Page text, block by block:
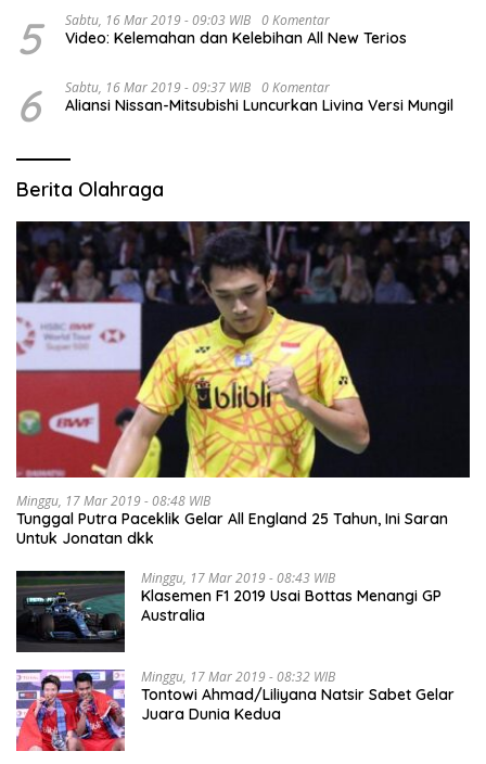
5 Sabtu, 16 Mar 2019 - 09:03 WIB 0 Komentar
Video: Kelemahan dan Kelebihan All New Terios
6 Sabtu, 16 Mar 2019 - 09:37 WIB 0 Komentar
Aliansi Nissan-Mitsubishi Luncurkan Livina Versi Mungil
Berita Olahraga
Minggu, 17 Mar 2019 - 08:48 WIB
Tunggal Putra Paceklik Gelar All England 25 Tahun, Ini Saran
Untuk Jonatan dkk
Minggu, 17 Mar 2019 - 08:43 WIB
Klasemen F1 2019 Usai Bottas Menangi GP
Australia
Minggu, 17 Mar 2019 - 08:32 WIB
Tontowi Ahmad/Liliyana Natsir Sabet Gelar
Juara Dunia Kedua